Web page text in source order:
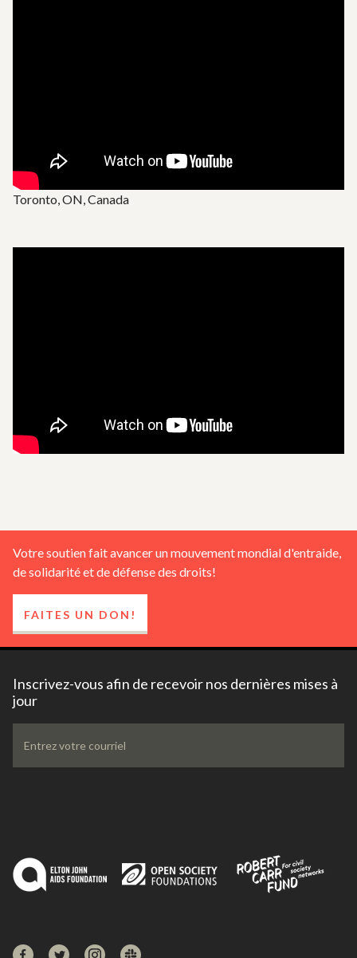
Toronto, ON, Canada
Votre soutien fait avancer un mouvement mondial d'entraide,
de solidarité et de défense des droits!
FAITES UN DON!
Inscrivez-vous afin de recevoir nos dernières mises à
jour